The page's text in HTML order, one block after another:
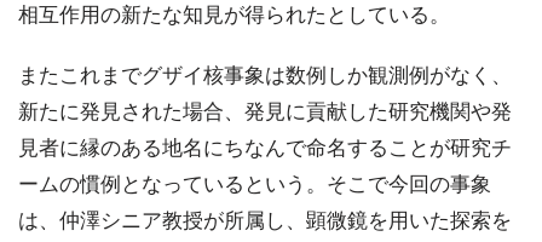
相互作用の新たな知見が得られたとしている。
またこれまでグザイ核事象は数例しか観測例がなく、
新たに発見された場合、発見に貢献した研究機関や発
見者に縁のある地名にちなんで命名することが研究チ
ームの慣例となっているという。そこで今回の事象
は、仲澤シニア教授が所属し、顕微鏡を用いた探索を